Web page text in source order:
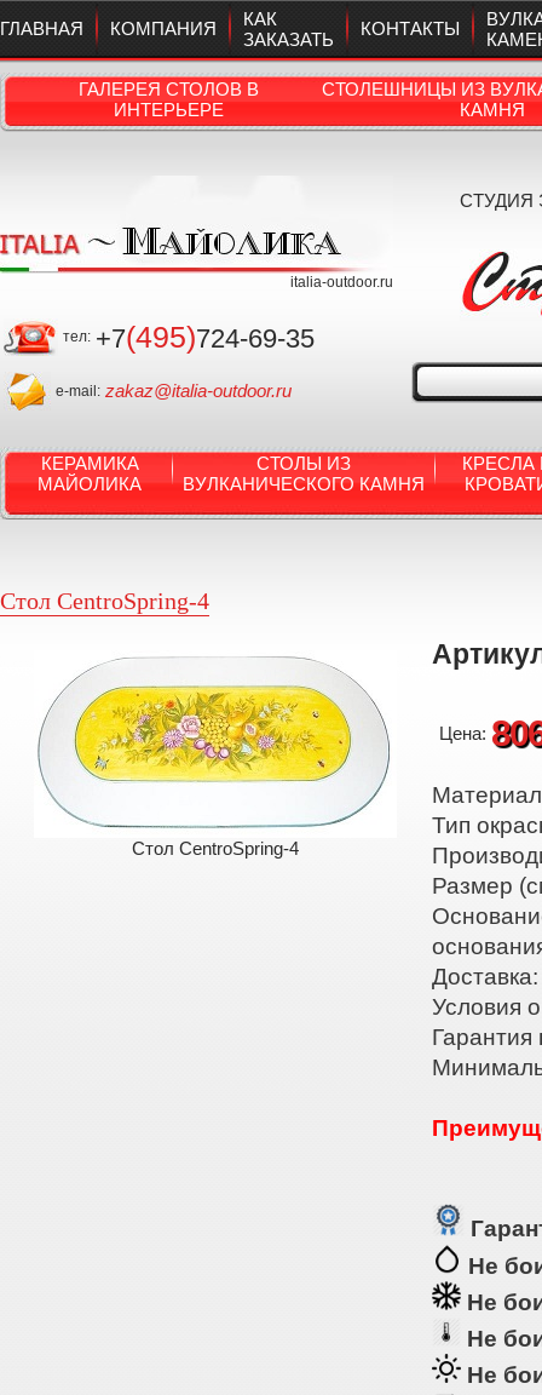
ГЛАВНАЯ КОМПАНИЯ
КАК
ЗАКАЗАТЬ
КОНТАКТЫ
ГАЛЕРЕЯ СТОЛОВ В
ИНТЕРЬЕРЕ
СТОЛЕШНИЦЫ ИЗ
КАМНЯ
italia-outdoor.ru
тел: +7(495)724-69-35
e-mail: zakaz@italia-outdoor.ru
СТУДИЯ
КЕРАМИКА
МАЙОЛИКА
СТОЛЫ ИЗ
ВУЛКАНИЧЕСКОГО КАМНЯ
КРЕСЛА
Стол CentroSpring-4
Стол CentroSpring-4
Цена:
Тип
Размер
Условия
Гарантия
Не
Не
Не
Не